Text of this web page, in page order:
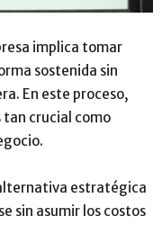
implica tomar
sostenida sin
En este proceso,
tan crucial como
estratégica
sin asumir los costos